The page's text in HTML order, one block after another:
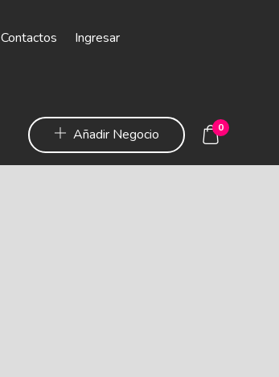
Contactos Ingresar
Añadir Negocio 0